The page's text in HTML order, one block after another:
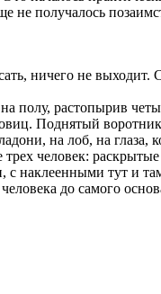
получалось
ничего не выходит.
полу, растопырив
Поднятый
на лоб, на
человек:
с наклеенными тут и
до самого